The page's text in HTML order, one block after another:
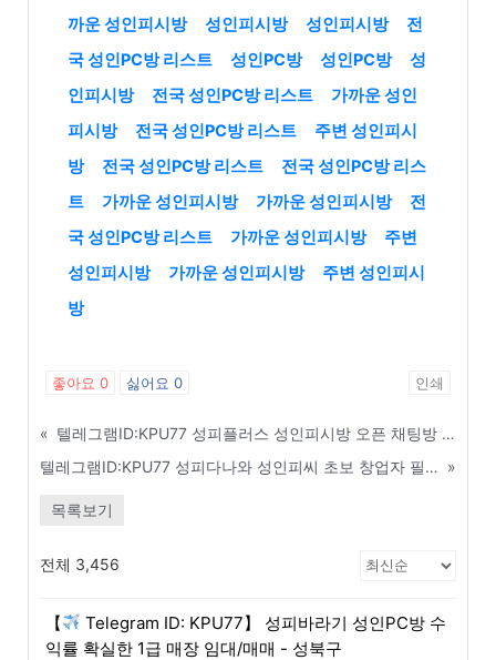
까운 성인피시방
성인피시방 성인피시방
전
국 성인PC방 리스트
성인PC방 성인PC방
성
인피시방
전국 성인PC방 리스트
가까운 성인
피시방
전국 성인PC방 리스트
주변 성인피시
방
전국 성인PC방 리스트
전국 성인PC방 리스
트
가까운 성인피시방 가까운 성인피시방
전
국 성인PC방 리스트
가까운 성인피시방
주변
성인피시방
가까운 성인피시방
주변 성인피시
방
좋아요 0 싫어요 0 인쇄
«
텔레그램ID:KPU77 성피플러스 성인피시방 오픈 채팅방 및 커뮤니티 활용 마케팅 - 성동구
텔레그램ID:KPU77 성피다나와 성인피씨 초보 창업자 필수 매출 극대화 방법 - 부천
»
목록보기
전체 3,456
【
Telegram ID: KPU77】 성피바라기 성인PC방 수
익률 확실한 1급 매장 임대/매매 - 성북구